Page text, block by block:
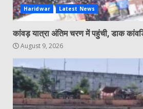
Haridwar Latest News
कांवड़ यात्रा अंतिम चरण में पहुंची, डाक
August 9, 2026